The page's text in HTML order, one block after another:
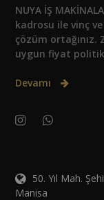
NUYA İŞ
kadrosu ile vinç
çözüm ortağınız.
uygun fiyat
Devamı
50. Yıl Mah.
Manisa